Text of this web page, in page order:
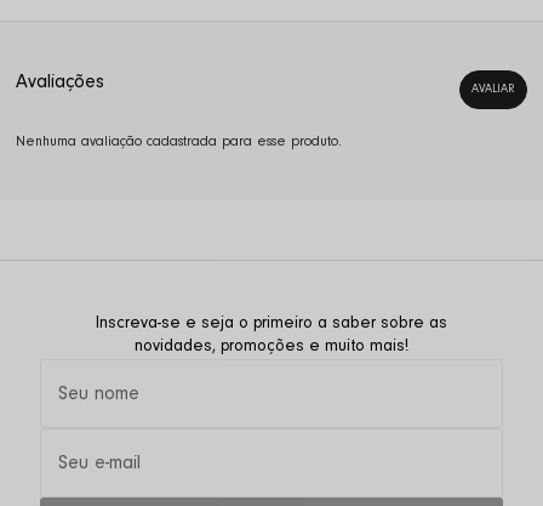
Nenhuma avaliação cadastrada para esse produto.
Inscreva-se e seja o primeiro a saber sobre as
novidades, promoções e muito mais!